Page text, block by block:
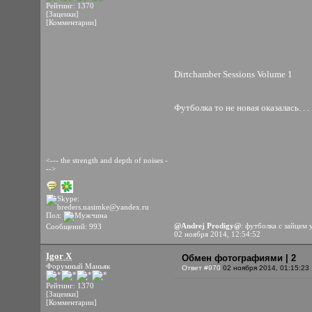
Рейтинг: 1370
[Заценки]
[Комментарии]
<--- the strength and depth of noises -
-->
Пол:
Сообщений: 993
Dirtchamber Sessions Volume 1
Футболка то не новая оказалась. . .
@Andrej Prodigy@: футболка с
02 ноября 2014, 12:54:52
Igor X
Форумный Маньяк
Рейтинг: 1370
[Заценки]
[Комментарии]
Обмен фотографиями | 2
Ответ #970 02 ноября 2014, 01:15:23